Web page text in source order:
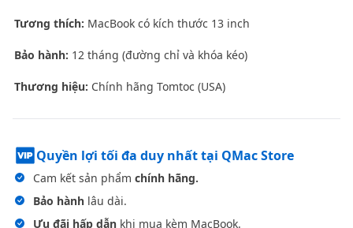
Tương thích: MacBook có kích thước 13 inch
Bảo hành: 12 tháng (đường chỉ và khóa kéo)
Thương hiệu: Chính hãng Tomtoc (USA)
Quyền lợi tối đa duy nhất tại QMac Store
Cam kết sản phẩm chính hãng.
Bảo hành lâu dài.
Ưu đãi hấp dẫn khi mua kèm MacBook.